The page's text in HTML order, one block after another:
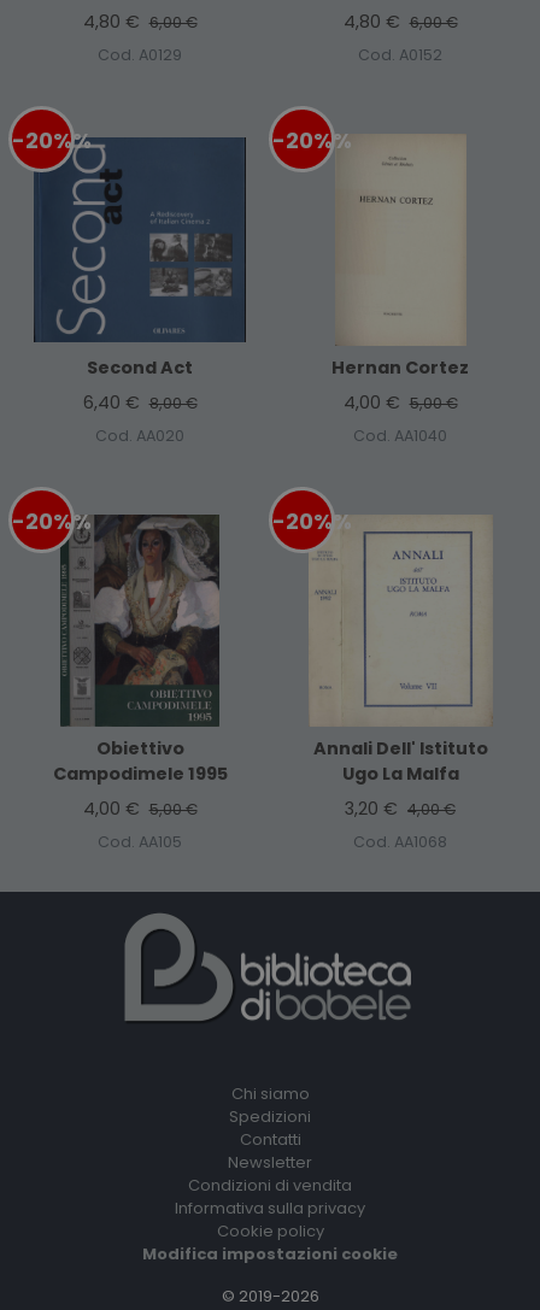
4,80 € 6,00 €
Cod. A0129
4,80 € 6,00 €
Cod. A0152
-20%%
Second Act
6,40 € 8,00 €
Cod. AA020
-20%%
Hernan Cortez
4,00 € 5,00 €
Cod. AA1040
-20%%
Obiettivo
Campodimele 1995
4,00 € 5,00 €
Cod. AA105
-20%%
Annali Dell' Istituto
Ugo La Malfa
3,20 € 4,00 €
Cod. AA1068
Chi siamo
Spedizioni
Contatti
Newsletter
Condizioni di vendita
Informativa sulla privacy
Cookie policy
Modifica impostazioni cookie
© 2019-2026